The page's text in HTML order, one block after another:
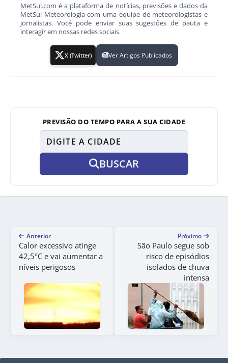
MetSul.com é a plataforma de notícias, previsões e dados da
MetSul Meteorologia com uma equipe de meteorologistas e
jornalistas. Você pode enviar suas sugestões de pauta e
interagir em nossas redes sociais.
X (Twitter) Ver Artigos Publicados
PREVISÃO DO TEMPO PARA A SUA CIDADE
BUSCAR
Anterior
Calor excessivo atinge
42,5ºC e vai aumentar a
níveis perigosos
Próximo
São Paulo segue sob
risco de episódios
isolados de chuva
intensa